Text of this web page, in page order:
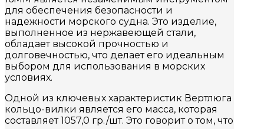
для обеспечения безопасности и
надежности морского судна. Это изделие,
выполненное из нержавеющей стали,
обладает высокой прочностью и
долговечностью, что делает его идеальным
выбором для использования в морских
условиях.
Одной из ключевых характеристик Вертлюга
кольцо-вилки является его масса, которая
составляет 1057,0 гр./шт. Это говорит о том, что